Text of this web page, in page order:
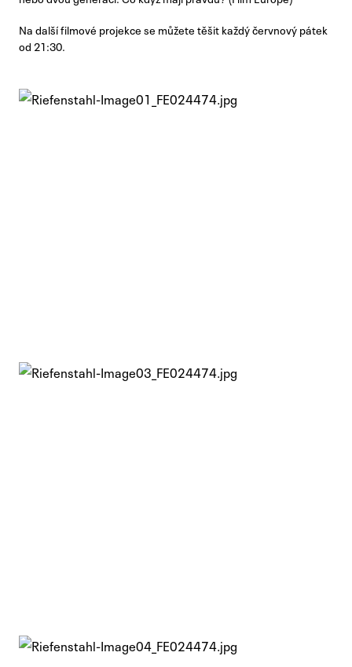
Na další filmové projekce se můžete těšit každý červnový pátek
od 21:30.